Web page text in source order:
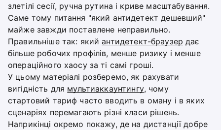
злетілі сесії, ручна рутина і криве масштабування.
Саме тому питання "який антидетект дешевший"
майже завжди поставлене неправильно.
Правильніше так: якийантидетект-браузер дає
більше робочих профілів, менше ризику і менше
операційного хаосу за ті самі гроші.
У цьому матеріалі розберемо, як рахувати
вигідність для мультиаккаунтингу, чому
стартовий тариф часто вводить в оману і в яких
сценаріях перемагають різні класи рішень.
Наприкінці окремо покажу, де на дистанції добре